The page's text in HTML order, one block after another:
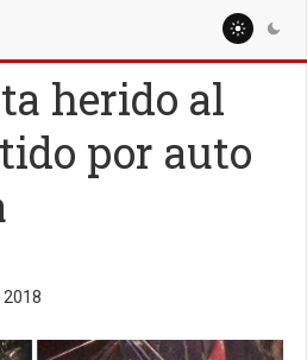
herido al
por auto
2018